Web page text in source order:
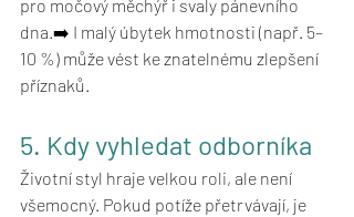
pro močový měchýř i svaly pánevního
dna.➡️ I malý úbytek hmotnosti (např. 5–
10 %) může vést ke znatelnému zlepšení
příznaků.
5. Kdy vyhledat odborníka
Životní styl hraje velkou roli, ale není
všemocný. Pokud potíže přetrvávají, je